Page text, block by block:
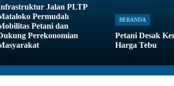
Jalan PLTP
Permudah
Petani dan
Perekonomian
BERANDA
Petani Desak
Harga Tebu